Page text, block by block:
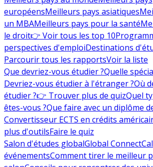
européensMeilleurs pays asiatiques
un MBAMeilleurs pays pour la santé
le droit👉 Voir tous les top 10
perspectives d'emploiDestinations
Parcourir tous les rapportsVoir la liste
Que devriez-vous étudier ?Quelle
Devriez-vous étudier à l'étranger ?Où
étudier ?👉 Trouver plus de quizQuel
êtes-vous ?Que faire avec un diplôme
Convertisseur ECTS en crédits
plus d'outilsFaire le quiz
Salon d'études globalGlobal Connect
événementsComment tirer le meilleur